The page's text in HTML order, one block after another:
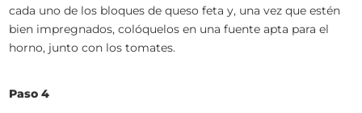
cada uno de los bloques de queso feta y, una vez que estén
bien impregnados, colóquelos en una fuente apta para el
horno, junto con los tomates.
Paso 4